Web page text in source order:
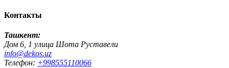
Контакты
Ташкент:
Дом 6, 1 улица Шота Руставели
info@dekos.uz
Телефон: +998555110066